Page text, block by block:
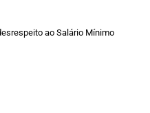
ao Salário Mínimo